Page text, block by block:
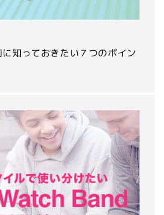
知っておきたい７つのポイン